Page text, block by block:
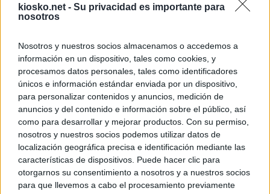
kiosko.net - Su privacidad es importante para
nosotros
Nosotros y nuestros socios almacenamos o accedemos a
información en un dispositivo, tales como cookies, y
procesamos datos personales, tales como identificadores
únicos e información estándar enviada por un dispositivo,
para personalizar contenidos y anuncios, medición de
anuncios y del contenido e información sobre el público, así
como para desarrollar y mejorar productos. Con su permiso,
nosotros y nuestros socios podemos utilizar datos de
localización geográfica precisa e identificación mediante las
características de dispositivos. Puede hacer clic para
otorgarnos su consentimiento a nosotros y a nuestros socios
para que llevemos a cabo el procesamiento previamente